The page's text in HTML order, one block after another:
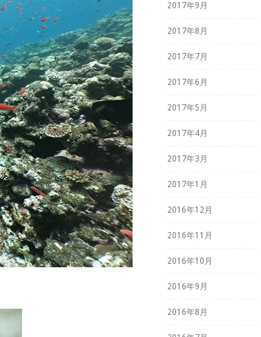
2017年9月
2017年8月
2017年7月
2017年6月
2017年5月
2017年4月
2017年3月
2017年1月
2016年12月
2016年11月
2016年10月
2016年9月
2016年8月